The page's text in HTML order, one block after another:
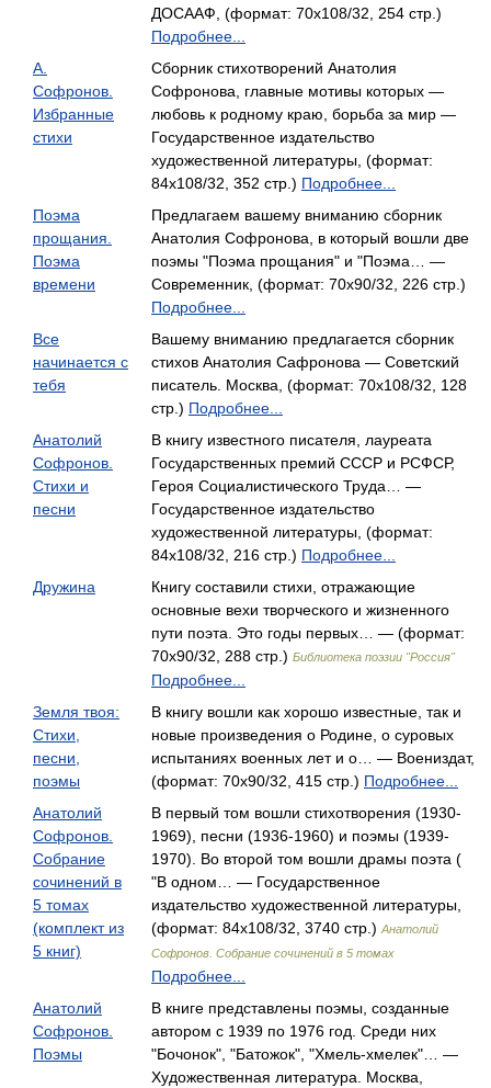
ДОСААФ, (формат: 70x108/32, 254 стр.)
Подробнее...
А.
Софронов.
Избранные
стихи
Сборник стихотворений Анатолия
Софронова, главные мотивы которых —
любовь к родному краю, борьба за мир —
Государственное издательство
художественной литературы, (формат:
84x108/32, 352 стр.) Подробнее...
Поэма
прощания.
Поэма
времени
Предлагаем вашему вниманию сборник
Анатолия Софронова, в который вошли две
поэмы "Поэма прощания" и "Поэма… —
Современник, (формат: 70x90/32, 226 стр.)
Подробнее...
Все
начинается с
тебя
Вашему вниманию предлагается сборник
стихов Анатолия Сафронова — Советский
писатель. Москва, (формат: 70x108/32, 128
стр.) Подробнее...
Анатолий
Софронов.
Стихи и
песни
В книгу известного писателя, лауреата
Государственных премий СССР и РСФСР,
Героя Социалистического Труда… —
Государственное издательство
художественной литературы, (формат:
84x108/32, 216 стр.) Подробнее...
Дружина
Книгу составили стихи, отражающие
основные вехи творческого и жизненного
пути поэта. Это годы первых… — (формат:
70x90/32, 288 стр.) Библиотека поэзии "Россия"
Подробнее...
Земля твоя:
Стихи,
песни,
поэмы
В книгу вошли как хорошо известные, так и
новые произведения о Родине, о суровых
испытаниях военных лет и о… — Воениздат,
(формат: 70x90/32, 415 стр.) Подробнее...
Анатолий
Софронов.
Собрание
сочинений в
5 томах
(комплект из
5 книг)
В первый том вошли стихотворения (1930-
1969), песни (1936-1960) и поэмы (1939-
1970). Во второй том вошли драмы поэта (
"В одном… — Государственное
издательство художественной литературы,
(формат: 84x108/32, 3740 стр.) Анатолий
Софронов. Собрание сочинений в 5 томах
Подробнее...
Анатолий
Софронов.
Поэмы
В книге представлены поэмы, созданные
автором с 1939 по 1976 год. Среди них
"Бочонок", "Батожок", "Хмель-хмелек"… —
Художественная литература. Москва,